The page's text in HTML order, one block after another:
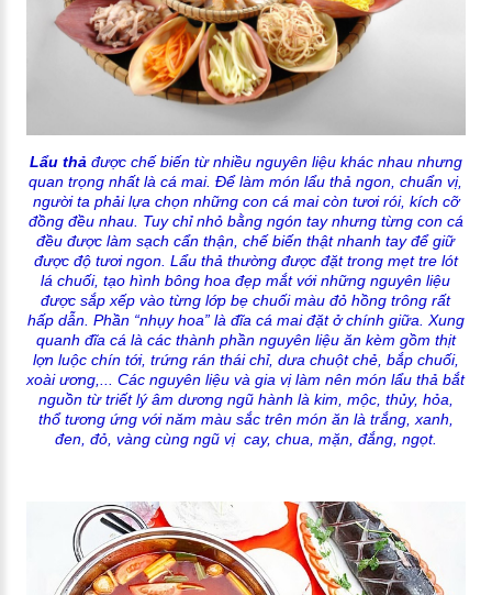
Lẩu thả được chế biến từ nhiều nguyên liệu khác nhau nhưng
quan trọng nhất là cá mai. Để làm món lẩu thả ngon, chuẩn vị,
người ta phải lựa chọn những con cá mai còn tươi rói, kích cỡ
đồng đều nhau. Tuy chỉ nhỏ bằng ngón tay nhưng từng con cá
đều được làm sạch cẩn thận, chế biến thật nhanh tay để giữ
được độ tươi ngon. Lẩu thả thường được đặt trong mẹt tre lót
lá chuối, tạo hình bông hoa đẹp mắt với những nguyên liệu
được sắp xếp vào từng lớp bẹ chuối màu đỏ hồng trông rất
hấp dẫn. Phần “nhụy hoa” là đĩa cá mai đặt ở chính giữa. Xung
quanh đĩa cá là các thành phần nguyên liệu ăn kèm gồm thịt
lợn luộc chín tới, trứng rán thái chỉ, dưa chuột chẻ, bắp chuối,
xoài ương,... Các nguyên liệu và gia vị làm nên món lẩu thả bắt
nguồn từ triết lý âm dương ngũ hành là kim, mộc, thủy, hỏa,
thổ tương ứng với năm màu sắc trên món ăn là trắng, xanh,
đen, đỏ, vàng cùng ngũ vị cay, chua, mặn, đắng, ngọt.